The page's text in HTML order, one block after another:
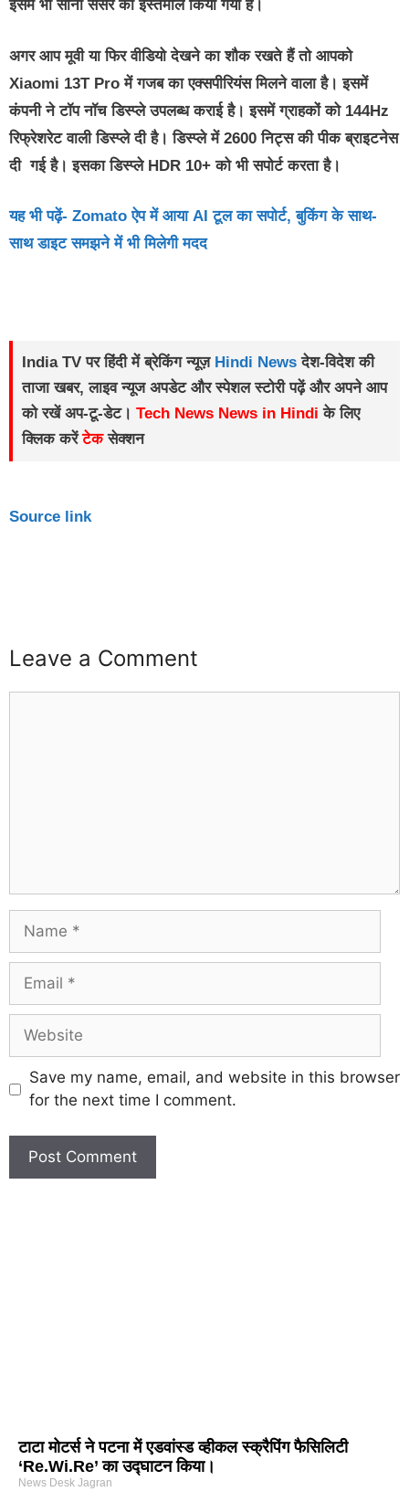
इसमें भी सोनी सेंसर का इस्तेमाल किया गया है।
अगर आप मूवी या फिर वीडियो देखने का शौक रखते हैं तो आपको
Xiaomi 13T Pro में गजब का एक्सपीरियंस मिलने वाला है। इसमें
कंपनी ने टॉप नॉच डिस्प्ले उपलब्ध कराई है। इसमें ग्राहकों को 144Hz
रिफ्रेशरेट वाली डिस्प्ले दी है। डिस्प्ले में 2600 निट्स की पीक ब्राइटनेस
दी गई है। इसका डिस्प्ले HDR 10+ को भी सपोर्ट करता है।
यह भी पढ़ें- Zomato ऐप में आया AI टूल का सपोर्ट, बुकिंग के साथ-
साथ डाइट समझने में भी मिलेगी मदद
India TV पर हिंदी में ब्रेकिंग न्यूज़ Hindi News देश-विदेश की
ताजा खबर, लाइव न्यूज अपडेट और स्‍पेशल स्‍टोरी पढ़ें और अपने आप
को रखें अप-टू-डेट। Tech News News in Hindi के लिए
क्लिक करेंटेकसेक्‍शन
Source link
Leave a Comment
Save my name, email, and website in this browser
for the next time I comment.
टाटा मोटर्स ने पटना में एडवांस्ड व्हीकल स्क्रैपिंग फैसिलिटी
‘Re.Wi.Re’ का उद्घाटन किया।
News Desk Jagran